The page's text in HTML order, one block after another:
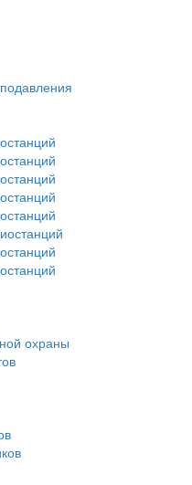
охраны